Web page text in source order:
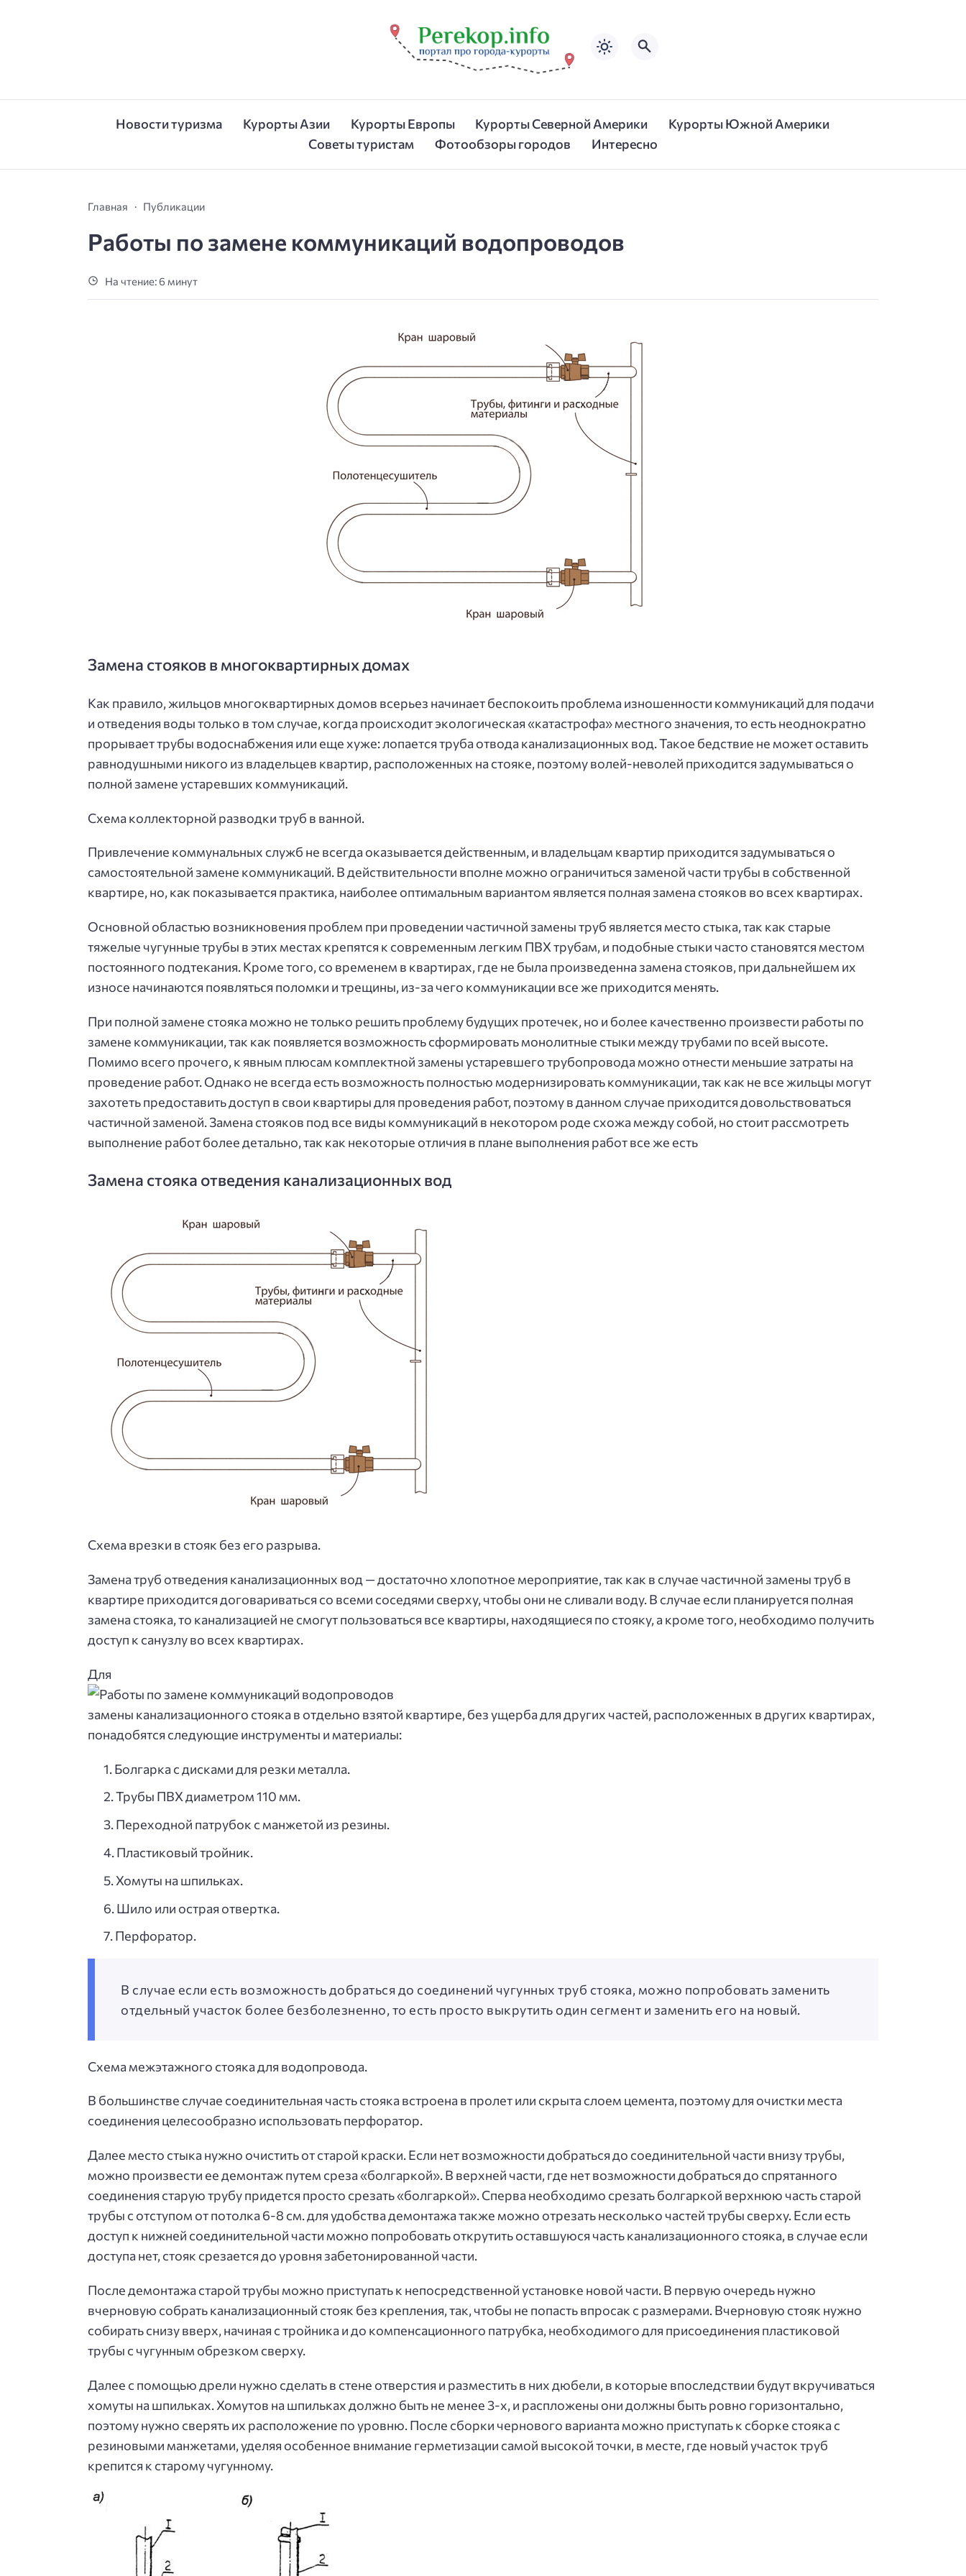
Новости туризма Курорты Азии Курорты Европы Курорты Северной Америки
Курорты Южной Америки
Советы туристам
Фотообзоры городов Интересно
Главная Публикации
Работы по замене коммуникаций водопроводов
На чтение: 6 минут
Замена стояков в многоквартирных домах
Как правило, жильцов многоквартирных домов всерьез начинает беспокоить проблема изношенности коммуникаций для подачи
и отведения воды только в том случае, когда происходит экологическая «катастрофа» местного значения, то есть неоднократно
прорывает трубы водоснабжения или еще хуже: лопается труба отвода канализационных вод. Такое бедствие не может оставить
равнодушными никого из владельцев квартир, расположенных на стояке, поэтому волей-неволей приходится задумываться о
полной замене устаревших коммуникаций.
Схема коллекторной разводки труб в ванной.
Привлечение коммунальных служб не всегда оказывается действенным, и владельцам квартир приходится задумываться о
самостоятельной замене коммуникаций. В действительности вполне можно ограничиться заменой части трубы в собственной
квартире, но, как показывается практика, наиболее оптимальным вариантом является полная замена стояков во всех квартирах.
Основной областью возникновения проблем при проведении частичной замены труб является место стыка, так как старые
тяжелые чугунные трубы в этих местах крепятся к современным легким ПВХ трубам, и подобные стыки часто становятся местом
постоянного подтекания. Кроме того, со временем в квартирах, где не была произведенна замена стояков, при дальнейшем их
износе начинаются появляться поломки и трещины, из-за чего коммуникации все же приходится менять.
При полной замене стояка можно не только решить проблему будущих протечек, но и более качественно произвести работы по
замене коммуникации, так как появляется возможность сформировать монолитные стыки между трубами по всей высоте.
Помимо всего прочего, к явным плюсам комплектной замены устаревшего трубопровода можно отнести меньшие затраты на
проведение работ. Однако не всегда есть возможность полностью модернизировать коммуникации, так как не все жильцы могут
захотеть предоставить доступ в свои квартиры для проведения работ, поэтому в данном случае приходится довольствоваться
частичной заменой. Замена стояков под все виды коммуникаций в некотором роде схожа между собой, но стоит рассмотреть
выполнение работ более детально, так как некоторые отличия в плане выполнения работ все же есть
Замена стояка отведения канализационных вод
Схема врезки в стояк без его разрыва.
Замена труб отведения канализационных вод — достаточно хлопотное мероприятие, так как в случае частичной замены труб в
квартире приходится договариваться со всеми соседями сверху, чтобы они не сливали воду. В случае если планируется полная
замена стояка, то канализацией не смогут пользоваться все квартиры, находящиеся по стояку, а кроме того, необходимо получить
доступ к санузлу во всех квартирах.
Для
замены канализационного стояка в отдельно взятой квартире, без ущерба для других частей, расположенных в других квартирах,
понадобятся следующие инструменты и материалы:
Болгарка с дисками для резки металла.
Трубы ПВХ диаметром 110 мм.
Переходной патрубок с манжетой из резины.
Пластиковый тройник.
Хомуты на шпильках.
Шило или острая отвертка.
Перфоратор.
В случае если есть возможность добраться до соединений чугунных труб стояка, можно попробовать заменить
отдельный участок более безболезненно, то есть просто выкрутить один сегмент и заменить его на новый.
Схема межэтажного стояка для водопровода.
В большинстве случае соединительная часть стояка встроена в пролет или скрыта слоем цемента, поэтому для очистки места
соединения целесообразно использовать перфоратор.
Далее место стыка нужно очистить от старой краски. Если нет возможности добраться до соединительной части внизу трубы,
можно произвести ее демонтаж путем среза «болгаркой». В верхней части, где нет возможности добраться до спрятанного
соединения старую трубу придется просто срезать «болгаркой». Сперва необходимо срезать болгаркой верхнюю часть старой
трубы с отступом от потолка 6-8 см. для удобства демонтажа также можно отрезать несколько частей трубы сверху. Если есть
доступ к нижней соединительной части можно попробовать открутить оставшуюся часть канализационного стояка, в случае если
доступа нет, стояк срезается до уровня забетонированной части.
После демонтажа старой трубы можно приступать к непосредственной установке новой части. В первую очередь нужно
вчерновую собрать канализационный стояк без крепления, так, чтобы не попасть впросак с размерами. Вчерновую стояк нужно
собирать снизу вверх, начиная с тройника и до компенсационного патрубка, необходимого для присоединения пластиковой
трубы с чугунным обрезком сверху.
Далее с помощью дрели нужно сделать в стене отверстия и разместить в них дюбели, в которые впоследствии будут вкручиваться
хомуты на шпильках. Хомутов на шпильках должно быть не менее 3-х, и распложены они должны быть ровно горизонтально,
поэтому нужно сверять их расположение по уровню. После сборки чернового варианта можно приступать к сборке стояка с
резиновыми манжетами, уделяя особенное внимание герметизации самой высокой точки, в месте, где новый участок труб
крепится к старому чугунному.